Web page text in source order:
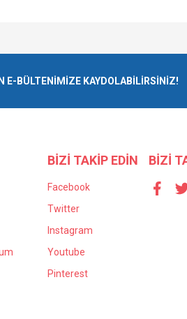
E-BÜLTENİMİZE KAYDOLABİLİRSİNİZ!
BİZİ TAKİP EDİN
Facebook
Twitter
Instagram
Youtube
Pinterest
BİZİ